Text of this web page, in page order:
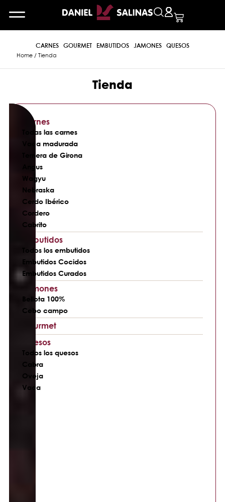
CARNES GOURMET EMBUTIDOS JAMONES QUESOS
Home/ Tienda
Tienda
Carnes
Todas las carnes
Vaca madurada
Ternera de Girona
Angus
Wagyu
Nebraska
Cerdo Ibérico
Cordero
Cabrito
Embutidos
Todos los embutidos
Embutidos Cocidos
Embutidos Curados
Jamones
Bellota 100%
Cebo campo
Gourmet
Quesos
Todos los quesos
Cabra
Oveja
Vaca